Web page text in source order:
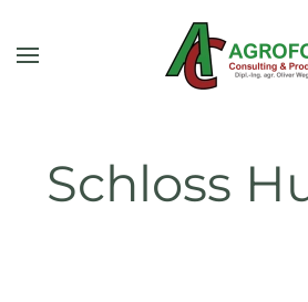
Skip to main content
Schloss